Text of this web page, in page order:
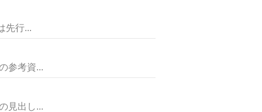
先行...
参考資...
見出し...